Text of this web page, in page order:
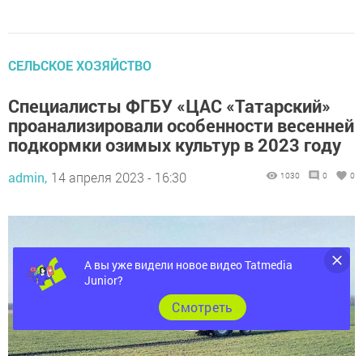
СЕЛЬСКОЕ ХОЗЯЙСТВО
Специалисты ФГБУ «ЦАС «Татарский»
проанализировали особенности весенней
подкормки озимых культур в 2023 году
admin, 14 апреля 2023 - 16:30 1030 0 0
А вы уже видели новое видео Tatmedia
Junior?
Cмотреть